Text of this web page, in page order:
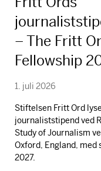
– The Fritt
Fellowship
1. juli 2026
Stiftelsen Fritt Ord
journaliststipend ved
Study of Journalism
Oxford, England,
2027.